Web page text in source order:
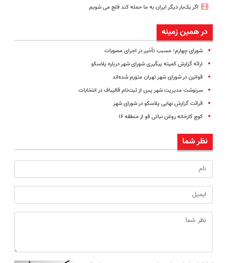
اگر یک‌بار دیگر ایران به ما حمله کند فلج می شویم
در همین زمینه
شورای چهارم؛ مسبب تأخیر در اجرای مصوبات
ارائه گزارش کمیته پیگیری شورای شهر درباره پلاسکو
قوانین در شورای شهر تهران متورم شده‌اند
سرنوشت مدیریت شهر پس از ثبت‌نام قالیباف در انتخابات
قرائت گزارش نهایی پلاسکو در شورای شهر
کوچ کارخانه روغن نباتی قو از منطقه ۱۶
نظر شما